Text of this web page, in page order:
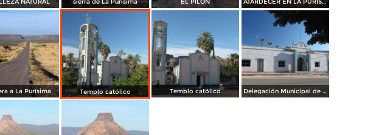
a La Purísima Templo católico Templo católico Delegación Municipal de La Purísima